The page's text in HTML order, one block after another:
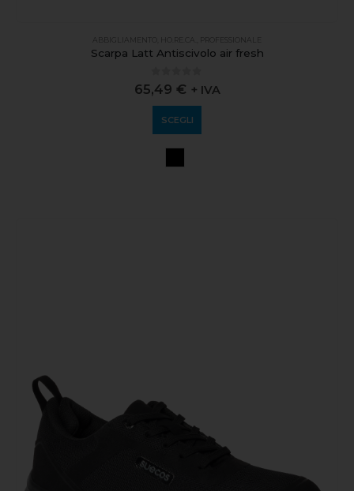
ABBIGLIAMENTO HO.RE.CA. PROFESSIONALE
Scarpa Latt Antiscivolo air fresh
0out of 5
65,49 € + IVA
SCEGLI